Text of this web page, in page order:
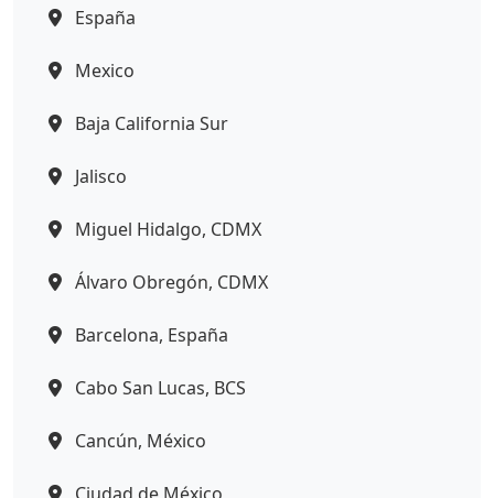
España
Mexico
Baja California Sur
Jalisco
Miguel Hidalgo, CDMX
Álvaro Obregón, CDMX
Barcelona, España
Cabo San Lucas, BCS
Cancún, México